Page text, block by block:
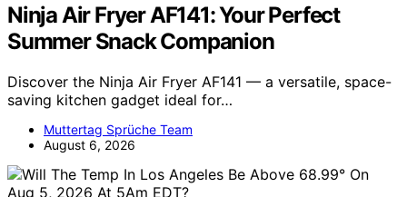
Ninja Air Fryer AF141: Your Perfect
Summer Snack Companion
Discover the Ninja Air Fryer AF141 — a versatile, space-
saving kitchen gadget ideal for…
Muttertag Sprüche Team
August 6, 2026